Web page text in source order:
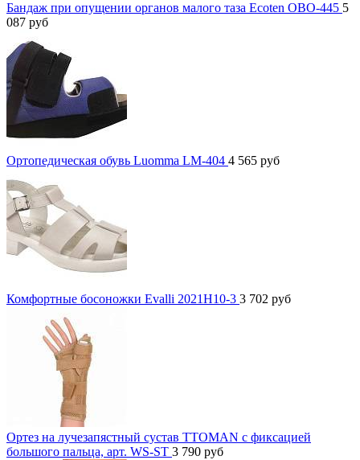
Бандаж при опущении органов малого таза Ecoten ОВО-445 5
087 руб
Ортопедическая обувь Luomma LM-404 4 565 руб
Комфортные босоножки Evalli 2021H10-3 3 702 руб
Ортез на лучезапястный сустав TTOMAN с фиксацией
большого пальца, арт. WS-ST 3 790 руб